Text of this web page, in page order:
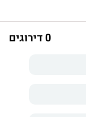
בחדות מרתקת
גדי גולדברג.
0 דירוגים